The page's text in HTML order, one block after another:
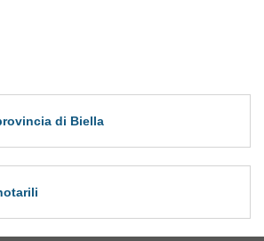
di Biella